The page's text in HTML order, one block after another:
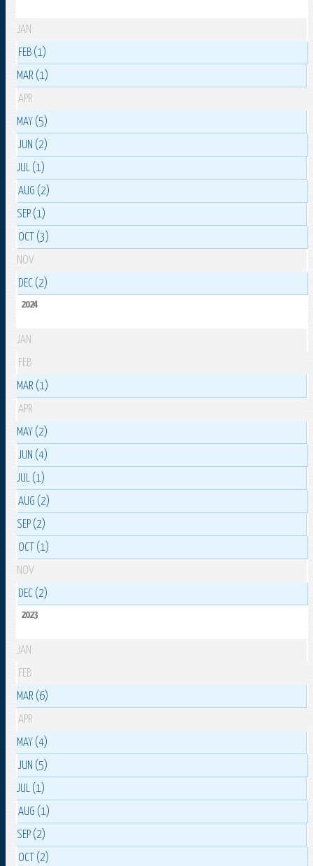
JAN
FEB (1)
MAR (1)
APR
MAY (5)
JUN (2)
JUL (1)
AUG (2)
SEP (1)
OCT (3)
NOV
DEC (2)
2024
JAN
FEB
MAR (1)
APR
MAY (2)
JUN (4)
JUL (1)
AUG (2)
SEP (2)
OCT (1)
NOV
DEC (2)
2023
JAN
FEB
MAR (6)
APR
MAY (4)
JUN (5)
JUL (1)
AUG (1)
SEP (2)
OCT (2)